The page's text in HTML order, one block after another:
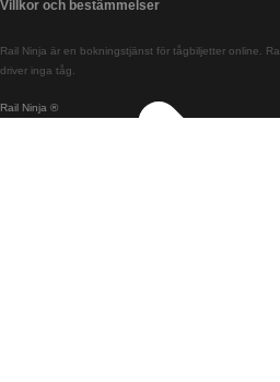
Tåg från Budapest till
Rail Ninja ®
Rail Ninja är en bokningstjänst för tågbiljetter online.
driver inga tåg.
Villkor och bestämmelser